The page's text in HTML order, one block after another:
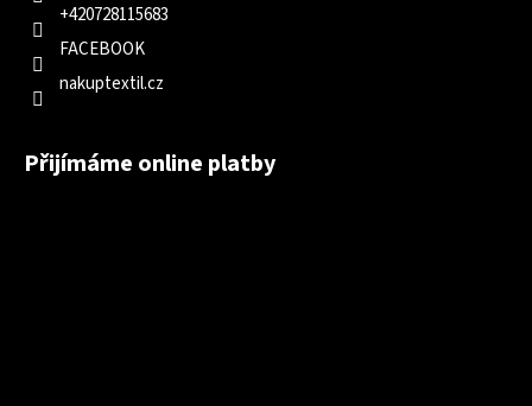
+420728115683
FACEBOOK
nakuptextil.cz
Přijímáme online platby